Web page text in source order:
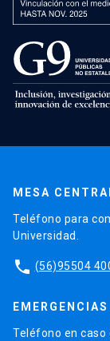
MESA
Teléfono para
Universidad.
phone (56)95504
EMERGENCIAS
Teléfono en caso